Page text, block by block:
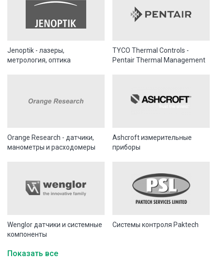
Jenoptik - лазеры,
метрология, оптика
TYCO Thermal Controls -
Pentair Thermal Management
Orange Research - датчики,
манометры и расходомеры
Ashcroft измерительные
приборы
Wenglor датчики и системные
компоненты
Системы контроля Paktech
Показать все